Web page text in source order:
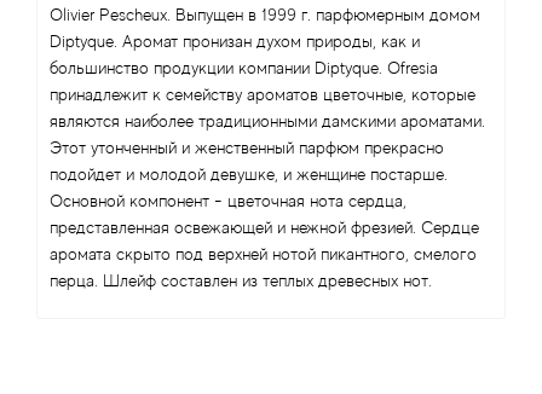
Olivier Pescheux. Выпущен в 1999 г. парфюмерным домом
Diptyque. Аромат пронизан духом природы, как и
большинство продукции компании Diptyque. Ofresia
принадлежит к семейству ароматов цветочные, которые
являются наиболее традиционными дамскими ароматами.
Этот утонченный и женственный парфюм прекрасно
подойдет и молодой девушке, и женщине постарше.
Основной компонент - цветочная нота сердца,
представленная освежающей и нежной фрезией. Сердце
аромата скрыто под верхней нотой пикантного, смелого
перца. Шлейф составлен из теплых древесных нот.
Alyson Oldoini
Alyssa Ashley
American Crew
Amouroud